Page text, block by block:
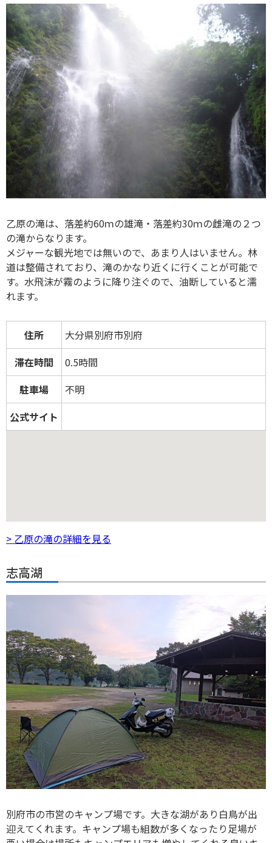
乙原の滝は、落差約60ｍの雄滝・落差約30ｍの雌滝の２つ
の滝からなります。
メジャーな観光地では無いので、あまり人はいません。林
道は整備されており、滝のかなり近くに行くことが可能で
す。水飛沫が霧のように降り注ぐので、油断していると濡
れます。
住所
大分県別府市別府
滞在時間
0.5時間
駐車場
不明
公式サイト
> 乙原の滝の詳細を見る
志高湖
別府市の市営のキャンプ場です。大きな湖があり白鳥が出
迎えてくれます。キャンプ場も組数が多くなったり足場が